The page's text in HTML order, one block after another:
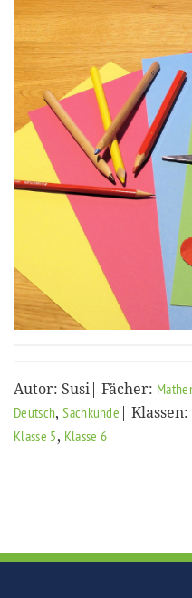
Autor: Susi| Fächer:
Deutsch,Sachkunde | Klassen:
Klasse 5, Klasse 6